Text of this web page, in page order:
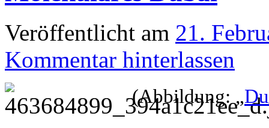
Veröffentlicht am 21.
Kommentar hinterlassen
(Abbildung: „